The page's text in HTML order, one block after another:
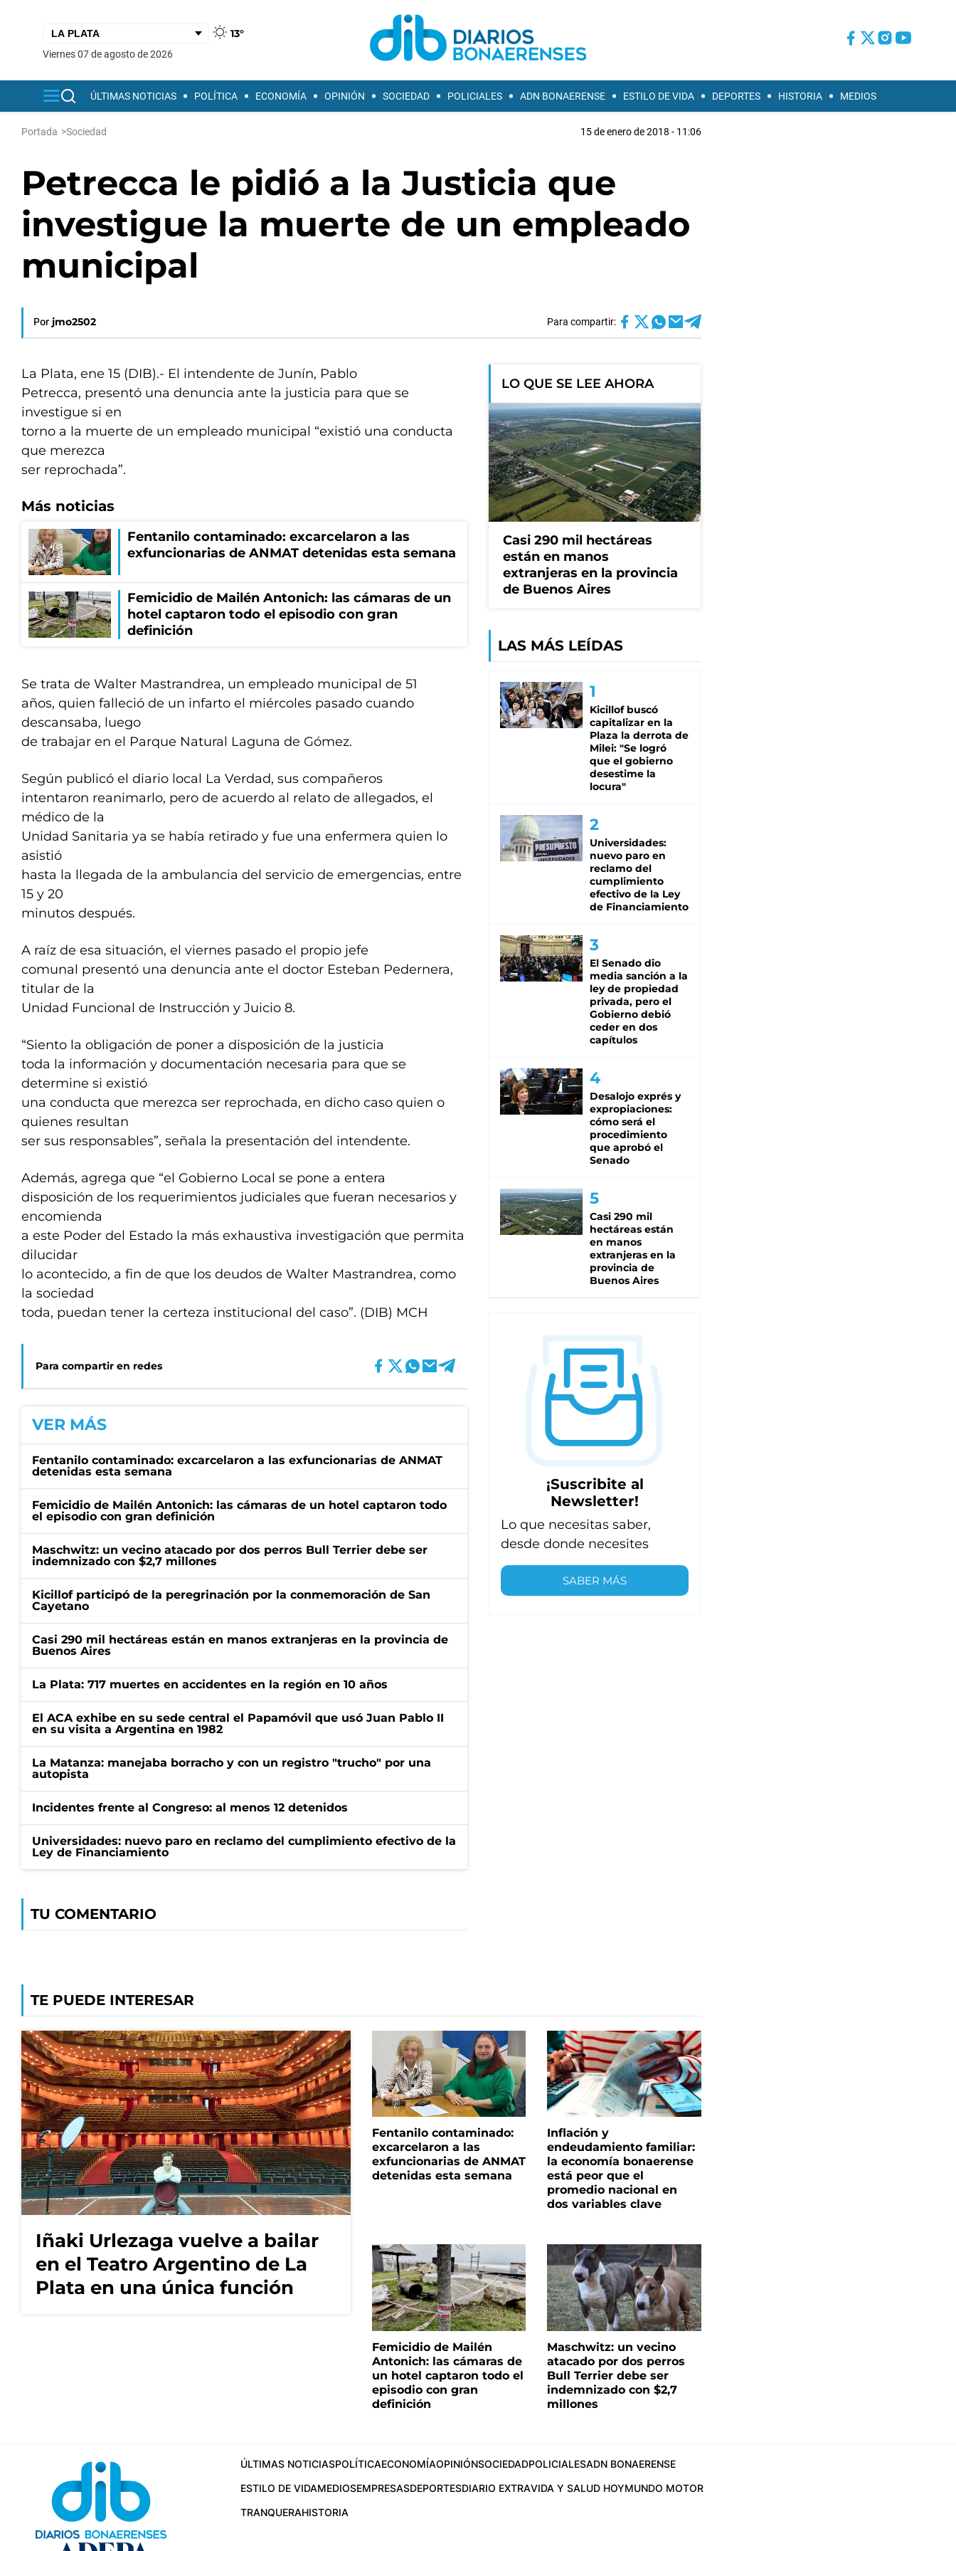
13°
viernes 07 de agosto de 2026
ÚLTIMAS NOTICIAS POLÍTICA ECONOMÍA OPINIÓN SOCIEDAD POLICIALES ADN BONAERENSE ESTILO DE VIDA DEPORTES HISTORIA MEDIOS
Portada >Sociedad 15 de enero de 2018 - 11:06
Petrecca le pidió a la Justicia que
investigue la muerte de un empleado
municipal
Por jmo2502 Para compartir:
La Plata, ene 15 (DIB).- El intendente de Junín, Pablo
Petrecca, presentó una denuncia ante la justicia para que se
investigue si en
torno a la muerte de un empleado municipal “existió una conducta
que merezca
ser reprochada”.
Más noticias
Fentanilo contaminado: excarcelaron a las
exfuncionarias de ANMAT detenidas esta semana
Femicidio de Mailén Antonich: las cámaras de un
hotel captaron todo el episodio con gran
definición
Se trata de Walter Mastrandrea, un empleado municipal de 51
años, quien falleció de un infarto el miércoles pasado cuando
descansaba, luego
de trabajar en el Parque Natural Laguna de Gómez.
Según publicó el diario local La Verdad, sus compañeros
intentaron reanimarlo, pero de acuerdo al relato de allegados, el
médico de la
Unidad Sanitaria ya se había retirado y fue una enfermera quien lo
asistió
hasta la llegada de la ambulancia del servicio de emergencias, entre
15 y 20
minutos después.
A raíz de esa situación, el viernes pasado el propio jefe
comunal presentó una denuncia ante el doctor Esteban Pedernera,
titular de la
Unidad Funcional de Instrucción y Juicio 8.
“Siento la obligación de poner a disposición de la justicia
toda la información y documentación necesaria para que se
determine si existió
una conducta que merezca ser reprochada, en dicho caso quien o
quienes resultan
ser sus responsables”, señala la presentación del intendente.
Además, agrega que “el Gobierno Local se pone a entera
disposición de los requerimientos judiciales que fueran necesarios y
encomienda
a este Poder del Estado la más exhaustiva investigación que permita
dilucidar
lo acontecido, a fin de que los deudos de Walter Mastrandrea, como
la sociedad
toda, puedan tener la certeza institucional del caso”. (DIB) MCH
Para compartir en redes
VER MÁS
Fentanilo contaminado: excarcelaron a las exfuncionarias de ANMAT
detenidas esta semana
Femicidio de Mailén Antonich: las cámaras de un hotel captaron todo
el episodio con gran definición
Maschwitz: un vecino atacado por dos perros Bull Terrier debe ser
indemnizado con $2,7 millones
Kicillof participó de la peregrinación por la conmemoración de San
Cayetano
Casi 290 mil hectáreas están en manos extranjeras en la provincia de
Buenos Aires
La Plata: 717 muertes en accidentes en la región en 10 años
El ACA exhibe en su sede central el Papamóvil que usó Juan Pablo II
en su visita a Argentina en 1982
La Matanza: manejaba borracho y con un registro "trucho" por una
autopista
Incidentes frente al Congreso: al menos 12 detenidos
Universidades: nuevo paro en reclamo del cumplimiento efectivo de la
Ley de Financiamiento
TU COMENTARIO
LO QUE SE LEE AHORA
Casi 290 mil hectáreas
están en manos
extranjeras en la provincia
de Buenos Aires
LAS MÁS LEÍDAS
Kicillof buscó
capitalizar en la
Plaza la derrota de
Milei: "Se logró
que el gobierno
desestime la
locura"
Universidades:
nuevo paro en
reclamo del
cumplimiento
efectivo de la Ley
de Financiamiento
El Senado dio
media sanción a la
ley de propiedad
privada, pero el
Gobierno debió
ceder en dos
capítulos
Desalojo exprés y
expropiaciones:
cómo será el
procedimiento
que aprobó el
Senado
Casi 290 mil
hectáreas están
en manos
extranjeras en la
provincia de
Buenos Aires
¡Suscribite al
Newsletter!
Lo que necesitas saber,
desde donde necesites
SABER MÁS
TE PUEDE INTERESAR
Iñaki Urlezaga vuelve a bailar
en el Teatro Argentino de La
Plata en una única función
Fentanilo contaminado:
excarcelaron a las
exfuncionarias de ANMAT
detenidas esta semana
Inflación y
endeudamiento familiar:
la economía bonaerense
está peor que el
promedio nacional en
dos variables clave
Femicidio de Mailén
Antonich: las cámaras de
un hotel captaron todo el
episodio con gran
definición
Maschwitz: un vecino
atacado por dos perros
Bull Terrier debe ser
indemnizado con $2,7
millones
ÚLTIMAS NOTICIASPOLÍTICAECONOMÍAOPINIÓNSOCIEDADPOLICIALESADN BONAERENSE
ESTILO DE VIDAMEDIOSEMPRESASDEPORTESDIARIO EXTRAVIDA Y SALUD HOYMUNDO MOTOR
TRANQUERAHISTORIA